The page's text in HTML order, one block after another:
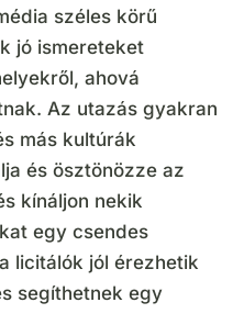
széles körű
jó ismereteket
ahová
Az utazás gyakran
más kultúrák
és ösztönözze az
kínáljon nekik
egy csendes
licitálók jól érezhetik
segíthetnek egy